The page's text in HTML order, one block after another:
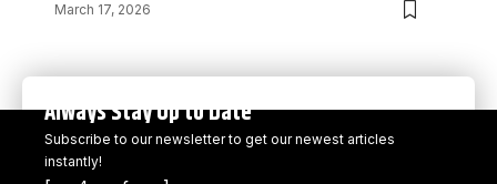
March 17, 2026
Always Stay Up to Date
Subscribe to our newsletter to get our newest articles
instantly!